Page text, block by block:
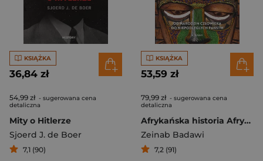
KSIĄŻKA
36,84 zł
54,99 zł - sugerowana cena
detaliczna
Mity o Hitlerze
Sjoerd J. de Boer
7,1 (90)
KSIĄŻKA
53,59 zł
79,99 zł - sugerowana cena
detaliczna
Afrykańska historia Afryki. Od narodzin człowieka do niepodległych państw
Zeinab Badawi
7,2 (91)